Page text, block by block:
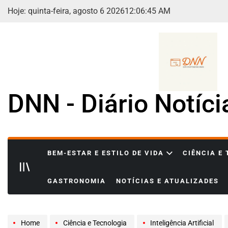
Skip
Hoje: quinta-feira, agosto 6 202612:06:47 AM
DNN - Diário
BEM-ESTAR E ESTILO DE VIDA CIÊNCIA E
GASTRONOMIA NOTÍCIAS E ATUALIZADES
Home Ciência e Tecnologia Inteligência Artificial